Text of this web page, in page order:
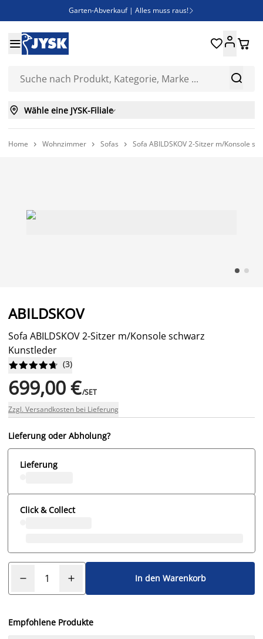
Garten-Abverkauf | Alles muss raus! 
Bist du Unternehmer? Entdecke JYSK-B2B
Esszimmerstuhl ADSLEV um nur 40€


 
 Wähle eine JYSK-Filiale
Home  Wohnzimmer  Sofas  Sofa ABILDSKOV 2-Sitzer m/Konsole
ABILDSKOV
Sofa ABILDSKOV 2-Sitzer m/Konsole schwarz
Kunstleder





 (3)
699,00 €/SET
Zzgl. Versandkosten bei Lieferung
Lieferung oder Abholung?
Lieferung
Click & Collect
In den Warenkorb
Empfohlene Produkte